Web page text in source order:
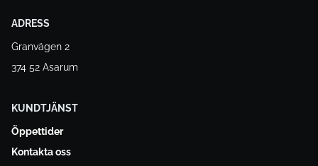
ADRESS
Granvägen 2
374 52 Asarum
KUNDTJÄNST
Öppettider
Kontakta oss